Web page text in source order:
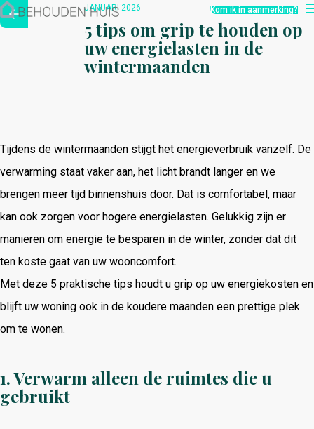
Hoe werkt het?
Over ons
Nieuwsbrief
Kom ik in aanmerking?
JANUARI 2026
5 tips om grip te houden op
uw energielasten in de
wintermaanden
Tijdens de wintermaanden stijgt het energieverbruik vanzelf. De
verwarming staat vaker aan, het licht brandt langer en we
brengen meer tijd binnenshuis door. Dat is comfortabel, maar
kan ook zorgen voor hogere energielasten. Gelukkig zijn er
manieren om energie te besparen in de winter, zonder dat dit
ten koste gaat van uw wooncomfort.
Met deze 5 praktische tips houdt u grip op uw energiekosten en
blijft uw woning ook in de koudere maanden een prettige plek
om te wonen.
1. Verwarm alleen de ruimtes die u
gebruikt